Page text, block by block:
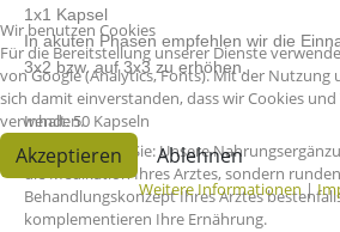
1x1 Kapsel
In akuten Phasen empfehlen wir die
3x2 bzw. auf 3x3 zu erhöhen.
Inhalt: 50 Kapseln
Bitte beachten Sie: Unsere
die Medikation Ihres Arztes, sondern
Behandlungskonzept Ihres Arztes
komplementieren Ihre Ernährung.
Wir benutzen Cookies
Für die Bereitstellung unserer Dienste
von Google (Analytics, Fonts). Mit der Nutzung
sich damit einverstanden, dass wir Cookies
verwenden.
Akzeptieren Ablehnen
Weitere Informationen|